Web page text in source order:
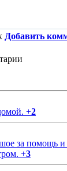
Добавить
+2
за помощь и
+3